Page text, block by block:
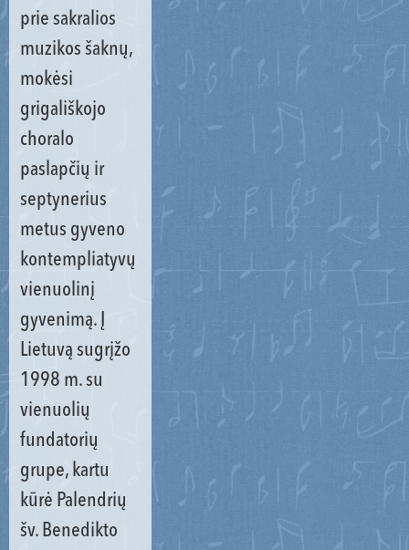
prie sakralios
muzikos šaknų,
mokėsi
grigališkojo
choralo
paslapčių ir
septynerius
metus gyveno
kontempliatyvų
vienuolinį
gyvenimą. Į
Lietuvą sugrįžo
1998 m. su
vienuolių
fundatorių
grupe, kartu
kūrė Palendrių
šv. Benedikto